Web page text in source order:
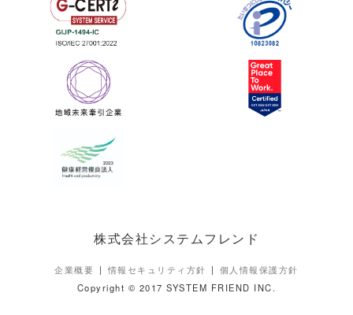
株式会社システムフレンド
企業概要 情報セキュリティ方針
個人情報保護方針
Copyright © 2017 SYSTEM FRIEND INC.